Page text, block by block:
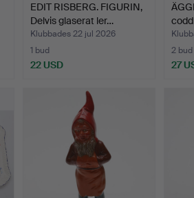
EDIT RISBERG. FIGURIN,
Delvis glaserat ler…
Klubbades 22 jul 2026
1 bud
22 USD
…
2 bud
27